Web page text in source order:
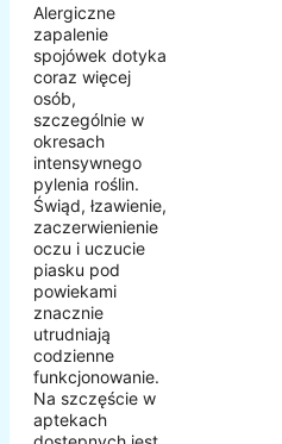
Alergiczne
zapalenie
spojówek dotyka
coraz więcej
osób,
szczególnie w
okresach
intensywnego
pylenia roślin.
Świąd, łzawienie,
zaczerwienienie
oczu i uczucie
piasku pod
powiekami
znacznie
utrudniają
codzienne
funkcjonowanie.
Na szczęście w
aptekach